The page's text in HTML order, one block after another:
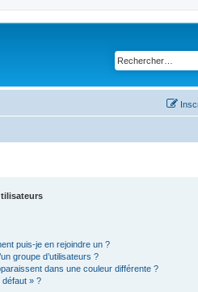
puis-je en rejoindre un ?
groupe d’utilisateurs ?
dans une couleur différente ?
défaut » ?